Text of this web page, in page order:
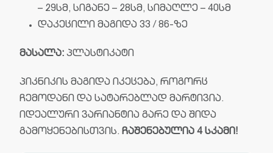
– 29სმ, სიგანე – 28სმ, სიმაღლე – 40სმ
დაკეცილი მაგიდა 33 / 86-ზე
მასალა: პლასტიკატი
პიკნიკის მაგიდა იკეცება, როგორც
ჩემოდანი და სატარებლად მარტივია.
იდეალური ვარიანტია გარე და შიდა
გამოყენებისთვის.ჩაშენებულია 4 სკამი!